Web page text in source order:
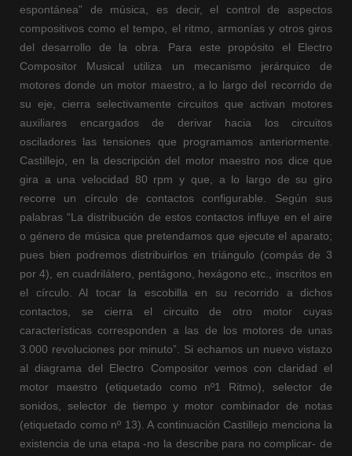
espontánea” de música, es decir, el control de aspectos
compositivos como el tempo, el ritmo, armonías y otros giros
del desarrollo de la obra. Para este propósito el Electro
Compositor Musical utiliza un mecanismo jerárquico de
motores donde un motor maestro, a lo largo del recorrido de
su eje, cierra selectivamente circuitos que activan motores
auxiliares encargados de derivar hacia los circuitos
osciladores las tensiones que programamos anteriormente.
Castillejo, en la descripción del motor maestro nos dice que
gira a una velocidad 80 rpm y que, a lo largo de su giro
recorre un círculo de contactos configurable. Según sus
palabras “La distribución de estos contactos influye en el aire
o género de música que pretendamos que ejecute el aparato;
pues bien podremos distribuirlos en triángulo (compás de 3
por 4), en cuadrilátero, pentágono, hexágono etc., inscritos en
el círculo. Al tocar la escobilla en su recorrido a dichos
contactos, se cierra el circuito de otro motor cuyas
características corresponden a las de los motores de unas
3.000 revoluciones por minuto”. Si echamos un nuevo vistazo
al diagrama del Electro Compositor vemos con claridad el
motor maestro (etiquetado como nº1 Ritmo), selector de
sonidos, selector de tiempo y motor combinador de notas
(etiquetado como nº 13). A continuación Castillejo menciona la
existencia de una etapa -no la describe para no complicar- de